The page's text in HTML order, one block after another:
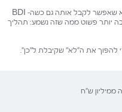
יתרון נוסף שיש במתן הלוואה כנגד נכס קיים הוא שאפשר לקבל אותה גם כשה- BDI
יותר פשוט ממה שזה נשמע: תהליך
להפוך את ה"לא" שקיבלת ל"כן".